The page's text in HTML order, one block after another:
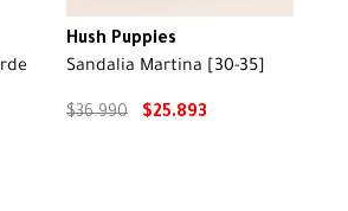
Hush Puppies
Sandalia Martina [30-35]
$36.990 $25.893